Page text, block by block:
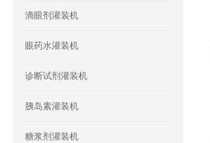
滴眼剂灌装机
眼药水灌装机
诊断试剂灌装机
胰岛素灌装机
糖浆剂灌装机